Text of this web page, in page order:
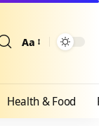
Aa
Health & Food